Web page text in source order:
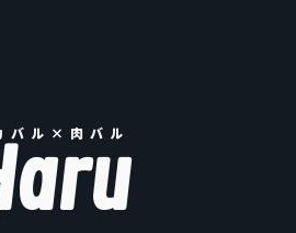
バル×肉バル